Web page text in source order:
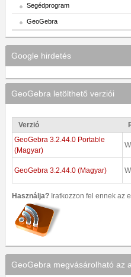
Segédprogram
GeoGebra
Google hirdetés
GeoGebra letölthető verziói
Verzió
GeoGebra 3.2.44.0 Portable
(Magyar)
GeoGebra 3.2.44.0 (Magyar)
Használja? Iratkozzon fel ennek az
GeoGebra megvásárolható az